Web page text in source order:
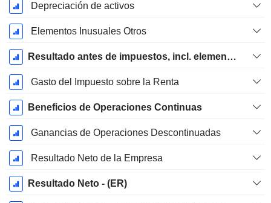
Depreciación de activos
Elementos Inusuales Otros
Resultado antes de impuestos, incl. elementos inusuales
Gasto del Impuesto sobre la Renta
Beneficios de Operaciones Continuas
Ganancias de Operaciones Descontinuadas
Resultado Neto de la Empresa
Resultado Neto - (ER)